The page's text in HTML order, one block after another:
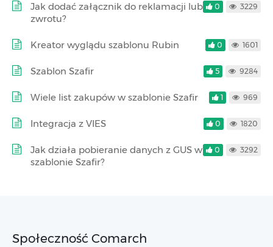
Jak dodać załącznik do reklamacji lub
zwrotu?
0 3229
Kreator wyglądu szablonu Rubin 0 1601
Szablon Szafir 5 9284
Wiele list zakupów w szablonie Szafir 1 969
Integracja z VIES 0 1820
Jak działa pobieranie danych z GUS w
szablonie Szafir?
0 3292
Społeczność Comarch